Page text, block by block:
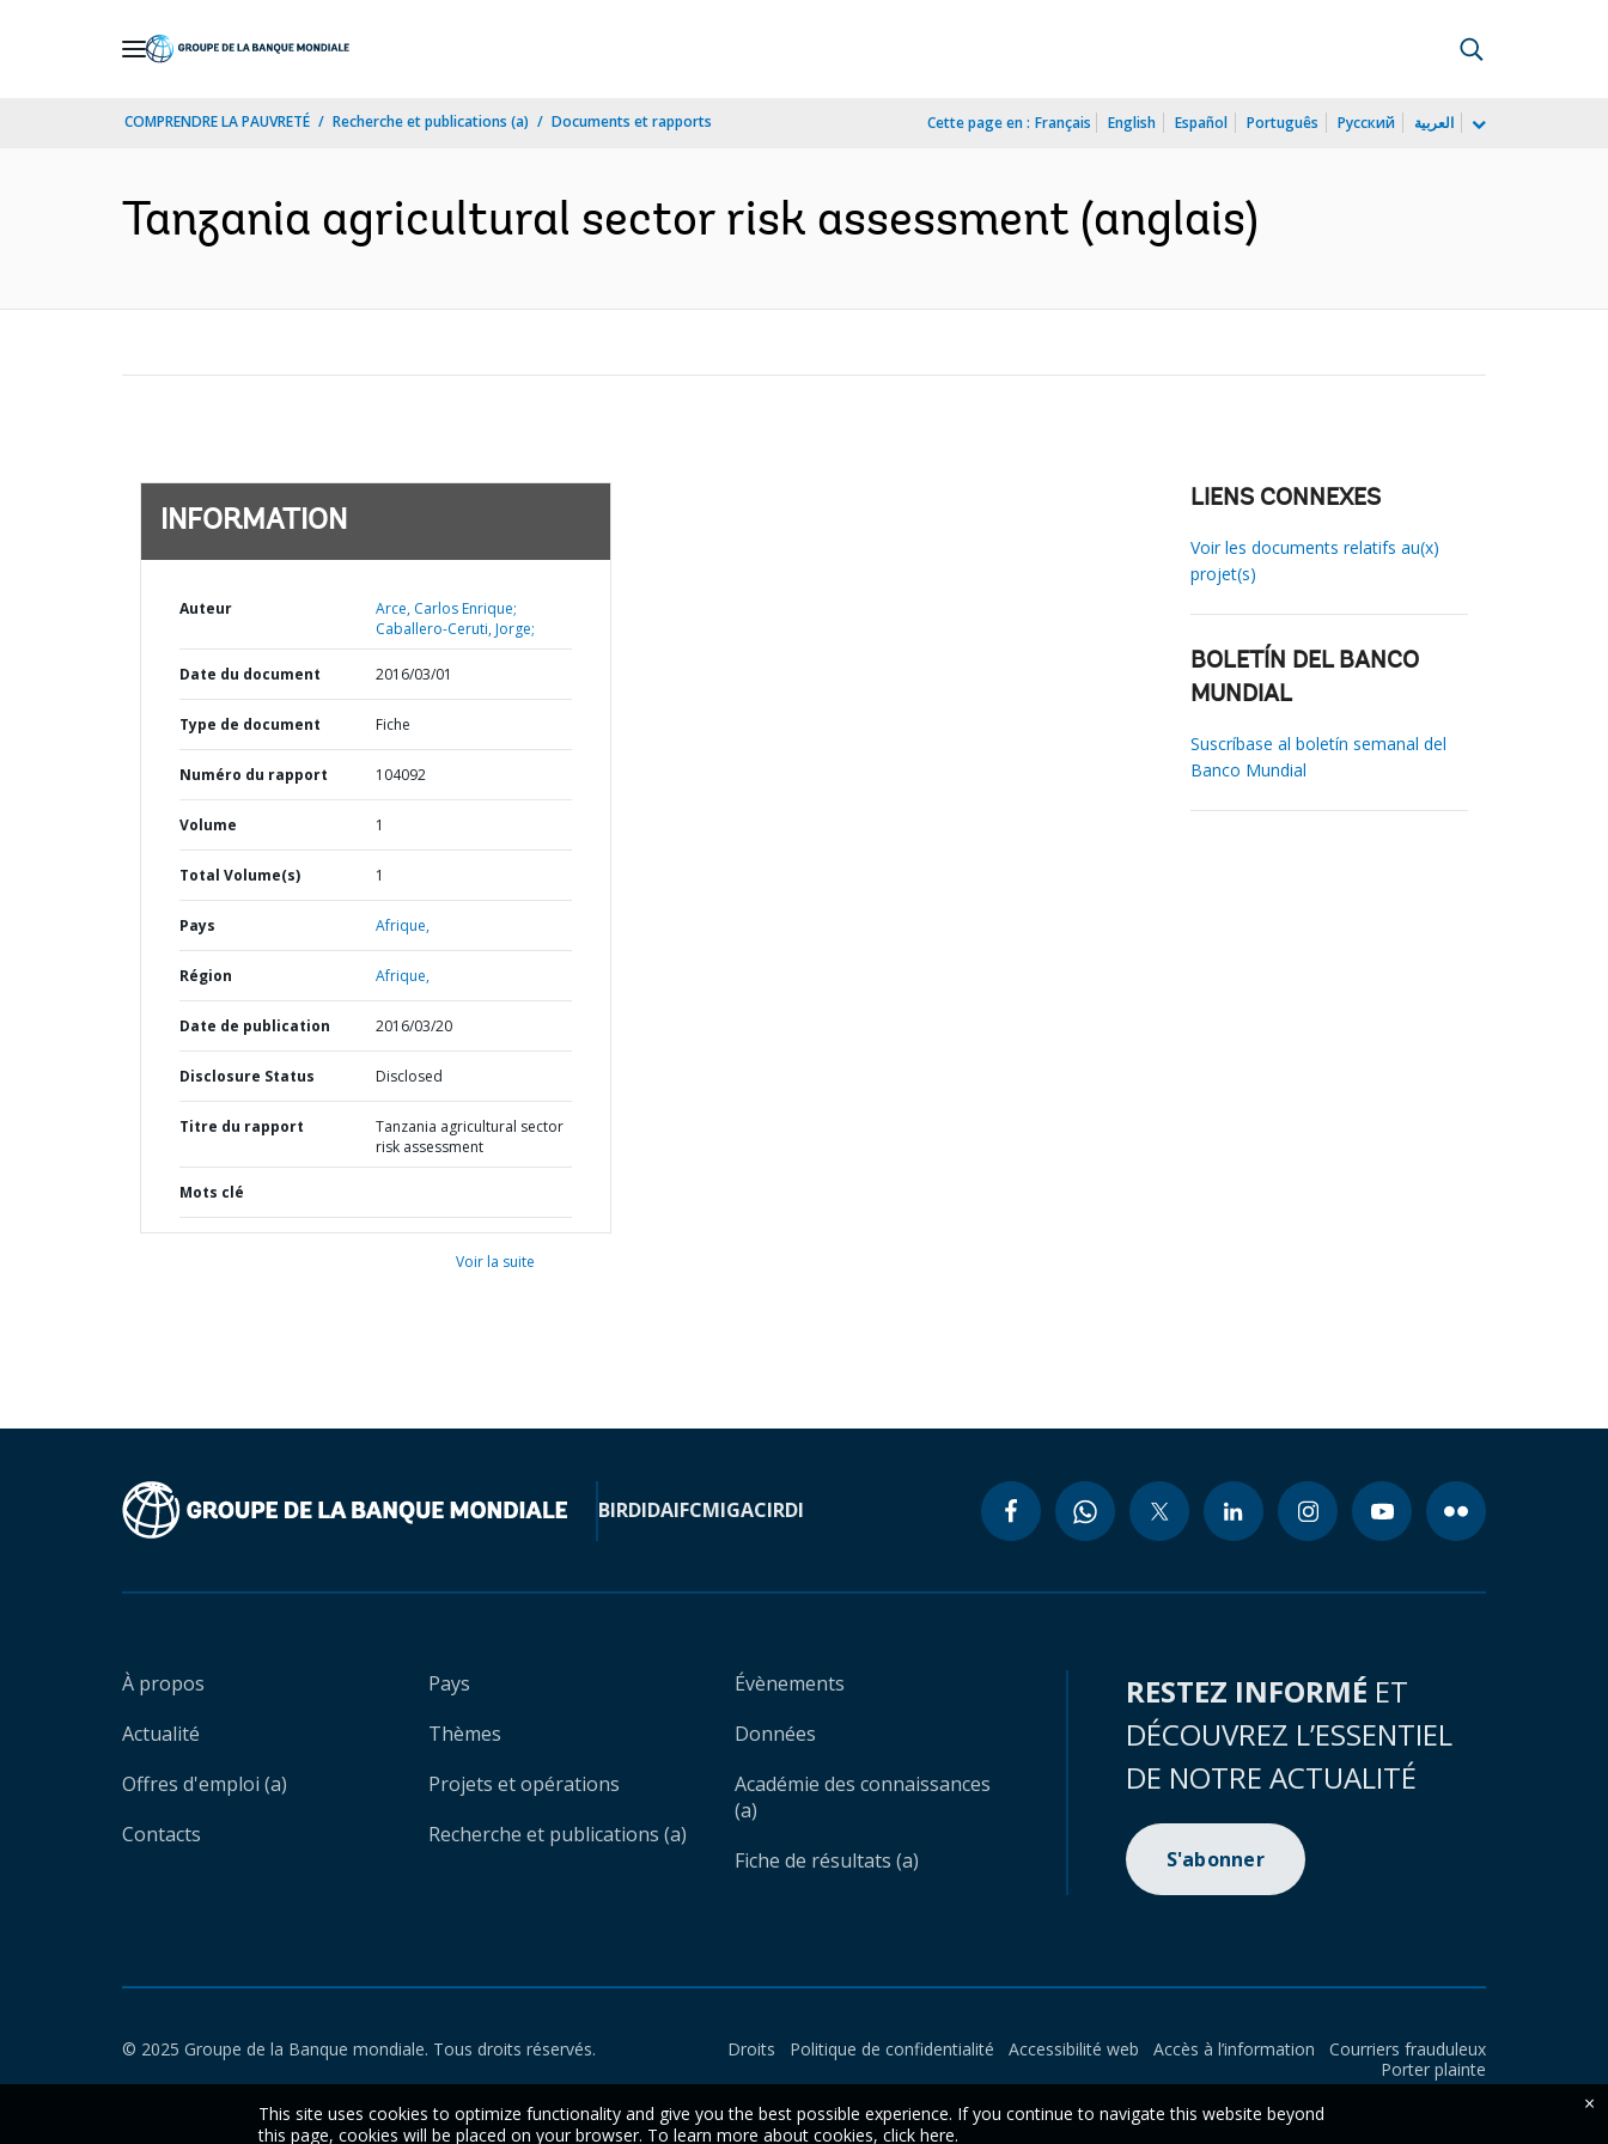
COMPRENDRE LA PAUVRETÉ Recherche et publications (a) Documents et rapports Cette page en : Français English Español Português Русский العربية
Tanzania agricultural sector risk assessment (anglais)
INFORMATION
Auteur
Arce, Carlos Enrique;
Caballero-Ceruti, Jorge;
Date du document 2016/03/01
Type de document Fiche
Numéro du rapport 104092
Volume 1
Total Volume(s) 1
Pays Afrique,
Région Afrique,
Date de publication 2016/03/20
Disclosure Status Disclosed
Titre du rapport
Tanzania agricultural sector
risk assessment
Mots clé
Voir la suite
LIENS CONNEXES
Voir les documents relatifs au(x)
projet(s)
BOLETÍN DEL BANCO
MUNDIAL
Suscríbase al boletín semanal del
Banco Mundial
BIRDIDAIFCMIGACIRDI
À propos
Actualité
Offres d'emploi (a)
Contacts
Pays
Thèmes
Projets et opérations
Recherche et publications (a)
Évènements
Données
Académie des connaissances
(a)
Fiche de résultats (a)
RESTEZ INFORMÉ ET
DÉCOUVREZ L’ESSENTIEL
DE NOTRE ACTUALITÉ
S'abonner
© 2025 Groupe de la Banque mondiale. Tous droits réservés. Droits Politique de confidentialité Accessibilité web Accès à l’information
Courriers frauduleux
Porter plainte
This site uses cookies to optimize functionality and give you the best possible experience. If you continue to navigate this website beyond
this page, cookies will be placed on your browser. To learn more about cookies, click here.
×